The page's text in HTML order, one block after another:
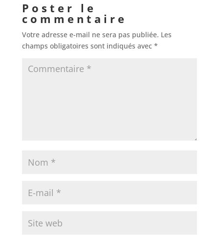
Poster le
commentaire
Votre adresse e-mail ne sera pas publiée. Les
champs obligatoires sont indiqués avec *